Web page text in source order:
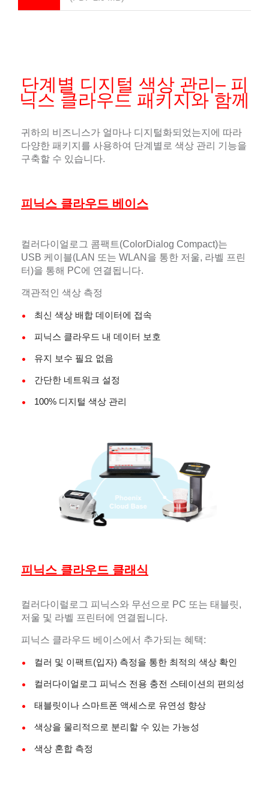
단계별 디지털 색상 관리– 피
닉스 클라우드 패키지와 함께
귀하의 비즈니스가 얼마나 디지털화되었는지에 따라
다양한 패키지를 사용하여 단계별로 색상 관리 기능을
구축할 수 있습니다.
피닉스 클라우드 베이스
컬러다이얼로그 콤팩트(ColorDialog Compact)는
USB 케이블(LAN 또는 WLAN을 통한 저울, 라벨 프린
터)을 통해 PC에 연결됩니다.
객관적인 색상 측정
최신 색상 배합 데이터에 접속
피닉스 클라우드 내 데이터 보호
유지 보수 필요 없음
간단한 네트워크 설정
100% 디지털 색상 관리
피닉스 클라우드 클래식
컬러다이럴로그 피닉스와 무선으로 PC 또는 태블릿,
저울 및 라벨 프린터에 연결됩니다.
피닉스 클라우드 베이스에서 추가되는 혜택:
컬러 및 이팩트(입자) 측정을 통한 최적의 색상 확인
컬러다이얼로그 피닉스 전용 충전 스테이션의 편의성
태블릿이나 스마트폰 액세스로 유연성 향상
색상을 물리적으로 분리할 수 있는 가능성
색상 혼합 측정